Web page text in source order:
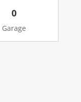
0
Garage